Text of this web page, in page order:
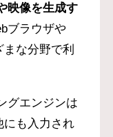
映像を生成す
ブラウザや
な分野で利
グエンジンは
にも入力され